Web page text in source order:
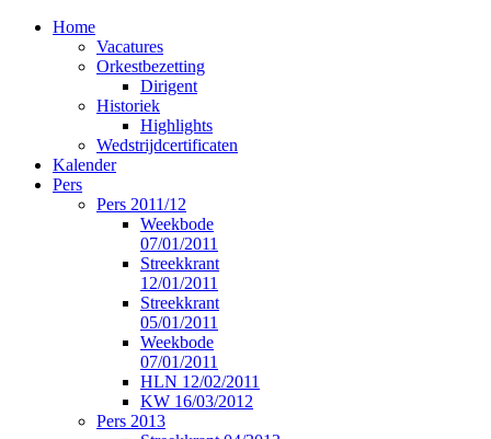
Home
Vacatures
Orkestbezetting
Dirigent
Historiek
Highlights
Wedstrijdcertificaten
Kalender
Pers
Pers 2011/12
Weekbode
07/01/2011
Streekkrant
12/01/2011
Streekkrant
05/01/2011
Weekbode
07/01/2011
HLN 12/02/2011
KW 16/03/2012
Pers 2013